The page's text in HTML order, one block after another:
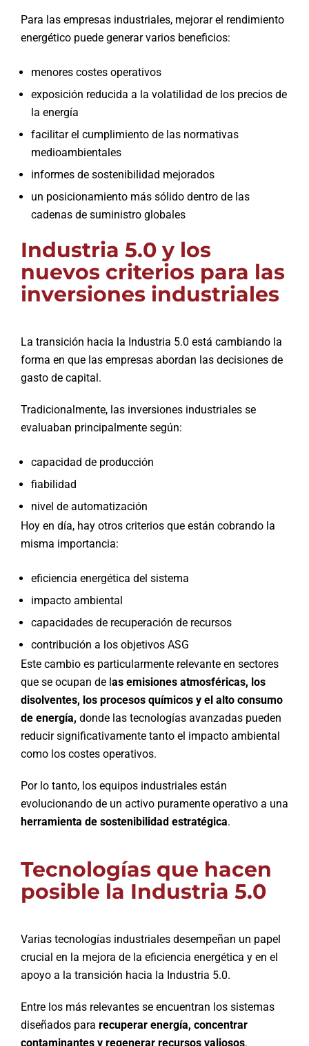
Para las empresas industriales, mejorar el rendimiento
energético puede generar varios beneficios:
menores costes operativos
exposición reducida a la volatilidad de los precios de
la energía
facilitar el cumplimiento de las normativas
medioambientales
informes de sostenibilidad mejorados
un posicionamiento más sólido dentro de las
cadenas de suministro globales
Industria 5.0 y los
nuevos criterios para las
inversiones industriales
La transición hacia la Industria 5.0 está cambiando la
forma en que las empresas abordan las decisiones de
gasto de capital.
Tradicionalmente, las inversiones industriales se
evaluaban principalmente según:
capacidad de producción
fiabilidad
nivel de automatización
Hoy en día, hay otros criterios que están cobrando la
misma importancia:
eficiencia energética del sistema
impacto ambiental
capacidades de recuperación de recursos
contribución a los objetivos ASG
Este cambio es particularmente relevante en sectores
que se ocupan de las emisiones atmosféricas, los
disolventes, los procesos químicos y el alto consumo
de energía, donde las tecnologías avanzadas pueden
reducir significativamente tanto el impacto ambiental
como los costes operativos.
Por lo tanto, los equipos industriales están
evolucionando de un activo puramente operativo a una
herramienta de sostenibilidad estratégica.
Tecnologías que hacen
posible la Industria 5.0
Varias tecnologías industriales desempeñan un papel
crucial en la mejora de la eficiencia energética y en el
apoyo a la transición hacia la Industria 5.0.
Entre los más relevantes se encuentran los sistemas
diseñados para recuperar energía, concentrar
contaminantes y regenerar recursos valiosos.